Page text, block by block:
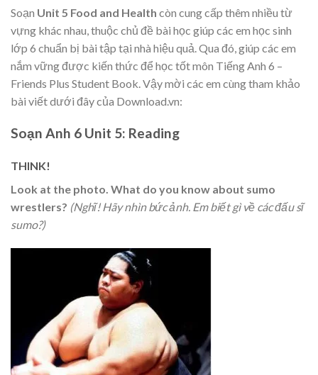
Soạn Unit 5 Food and Health còn cung cấp thêm nhiều từ
vựng khác nhau, thuộc chủ đề bài học giúp các em học sinh
lớp 6 chuẩn bị bài tập tại nhà hiệu quả. Qua đó, giúp các em
nắm vững được kiến thức để học tốt môn Tiếng Anh 6 –
Friends Plus Student Book. Vậy mời các em cùng tham khảo
bài viết dưới đây của Download.vn:
Soạn Anh 6 Unit 5: Reading
THINK!
Look at the photo. What do you know about sumo
wrestlers? (Nghĩ! Hãy nhìn bức ảnh. Em biết gì về các đấu sĩ
sumo?)